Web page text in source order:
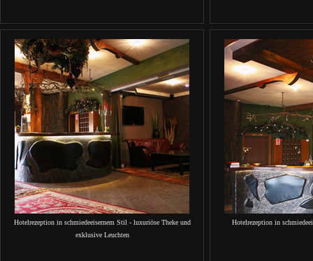
Hotelrezeption in schmiedeeisernem Stil - luxuriöse Theke und
exklusive Leuchten
Hotelrezeption in